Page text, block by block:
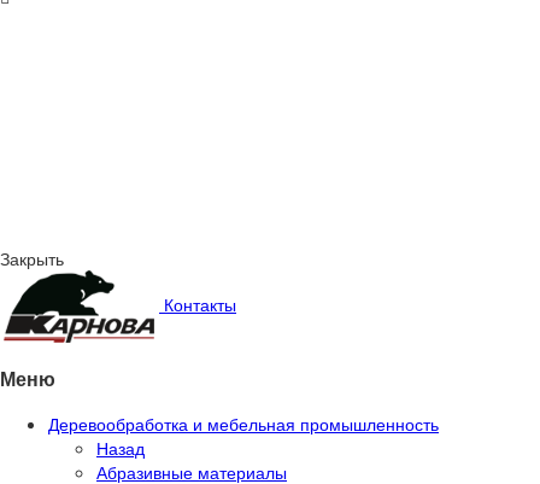
Закрыть
Контакты
Меню
Деревообработка и мебельная промышленность
Назад
Абразивные материалы